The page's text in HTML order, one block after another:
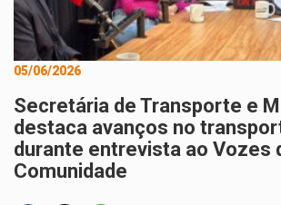
05/06/2026
Secretária de Transporte e
destaca avanços no
durante entrevista ao Vozes
Comunidade